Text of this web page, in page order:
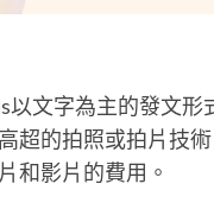
以文字為主的發文形
超的拍照或拍片技
和影片的費用。